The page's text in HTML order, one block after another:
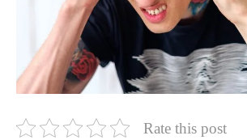
Rate this post